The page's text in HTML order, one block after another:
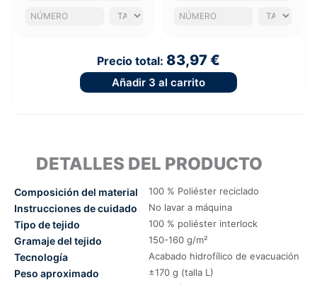
Precio total: 83,97 €
Añadir 3 al carrito
DETALLES DEL PRODUCTO
Composición del material 100 % Poliéster reciclado
Instrucciones de cuidado No lavar a máquina
Tipo de tejido 100 % poliéster interlock
Gramaje del tejido 150-160 g/m²
Tecnología Acabado hidrofílico de evacuación
Peso aproximado ±170 g (talla L)